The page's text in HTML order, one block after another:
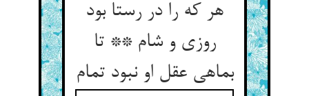
هر که را در رستا بود
روزی و شام ** تا
بماهی عقل او نبود تمام